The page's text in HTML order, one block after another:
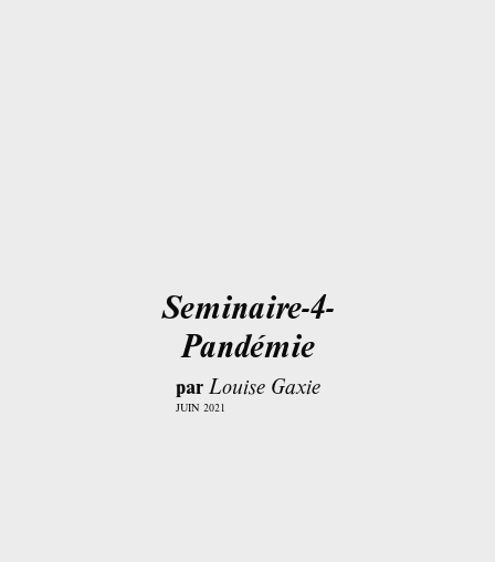
Seminaire-4-
Pandémie
par Louise Gaxie
JUIN 2021